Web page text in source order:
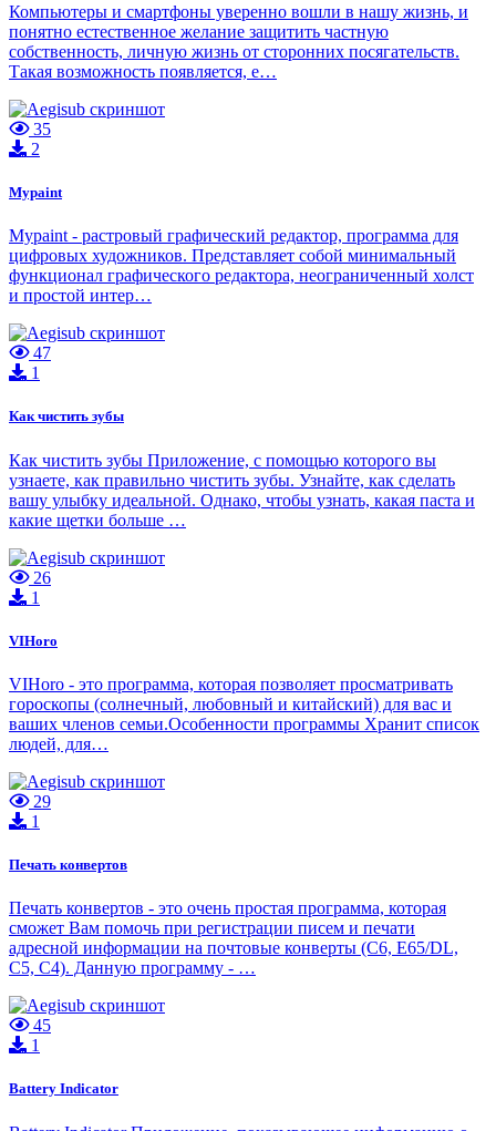
Компьютеры и смартфоны уверенно вошли в нашу жизнь, и
понятно естественное желание защитить частную
собственность, личную жизнь от сторонних посягательств.
Такая возможность появляется, е…
35
2
Mypaint
Mypaint - растровый графический редактор, программа для
цифровых художников. Представляет собой минимальный
функционал графического редактора, неограниченный холст
и простой интер…
47
1
Как чистить зубы
Как чистить зубы Приложение, с помощью которого вы
узнаете, как правильно чистить зубы. Узнайте, как сделать
вашу улыбку идеальной. Однако, чтобы узнать, какая паста и
какие щетки больше …
26
1
VIHoro
VIHoro - это программа, которая позволяет просматривать
гороскопы (солнечный, любовный и китайский) для вас и
ваших членов семьи.Особенности программы Хранит список
людей, для…
29
1
Печать конвертов
Печать конвертов - это очень простая программа, которая
сможет Вам помочь при регистрации писем и печати
адресной информации на почтовые конверты (С6, Е65/DL,
C5, C4). Данную программу - …
45
1
Battery Indicator